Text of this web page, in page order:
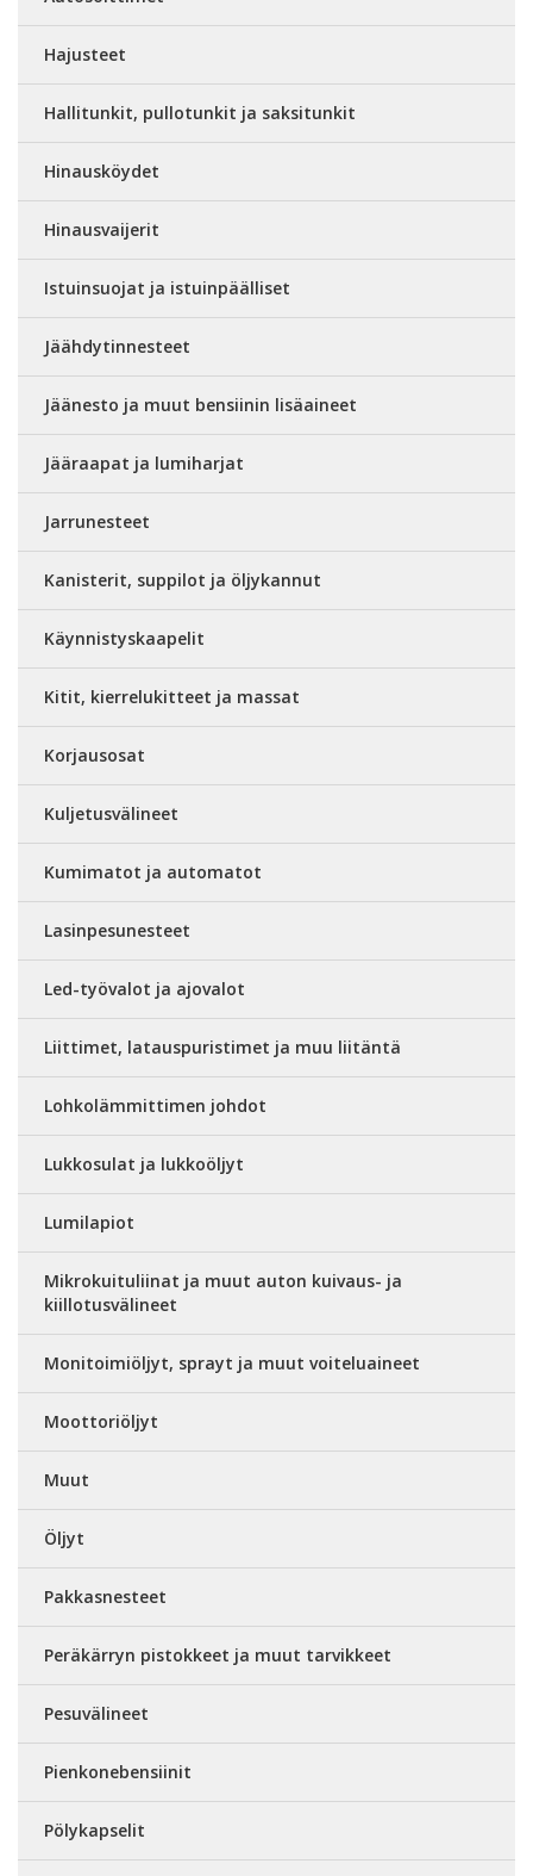
Hajusteet
Hallitunkit, pullotunkit ja saksitunkit
Hinausköydet
Hinausvaijerit
Istuinsuojat ja istuinpäälliset
Jäähdytinnesteet
Jäänesto ja muut bensiinin lisäaineet
Jääraapat ja lumiharjat
Jarrunesteet
Kanisterit, suppilot ja öljykannut
Käynnistyskaapelit
Kitit, kierrelukitteet ja massat
Korjausosat
Kuljetusvälineet
Kumimatot ja automatot
Lasinpesunesteet
Led-työvalot ja ajovalot
Liittimet, latauspuristimet ja muu liitäntä
Lohkolämmittimen johdot
Lukkosulat ja lukkoöljyt
Lumilapiot
Mikrokuituliinat ja muut auton kuivaus- ja
kiillotusvälineet
Monitoimiöljyt, sprayt ja muut voiteluaineet
Moottoriöljyt
Muut
Öljyt
Pakkasnesteet
Peräkärryn pistokkeet ja muut tarvikkeet
Pesuvälineet
Pienkonebensiinit
Pölykapselit